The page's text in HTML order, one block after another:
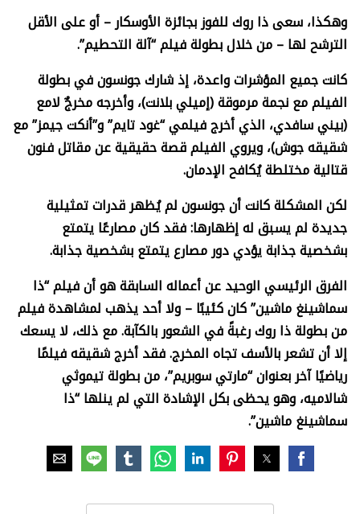
وهكذا، سعى ذا روك للفوز بجائزة الأوسكار – أو على الأقل
الترشح لها – من خلال بطولة فيلم “آلة التحطيم”.
كانت جميع المؤشرات واعدة، إذ شارك جونسون في بطولة
الفيلم مع نجمة مرموقة (إميلي بلانت)، وأخرجه مخرجٌ لامع
(بيني سافدي، الذي أخرج فيلمي “غود تايم” و”أنكت جيمز” مع
شقيقه جوش)، ويروي الفيلم قصة حقيقية عن مقاتل فنون
قتالية مختلطة يُكافح الإدمان.
لكن المشكلة كانت أن جونسون لم يُظهر قدرات تمثيلية
جديدة لم يسبق له إظهارها: فقد كان مصارعًا يتمتع
بشخصية جذابة يؤدي دور مصارع يتمتع بشخصية جذابة.
الفرق الرئيسي الوحيد عن أعماله السابقة هو أن فيلم “ذا
سماشينغ ماشين” كان كئيبًا – ولا أحد يذهب لمشاهدة فيلم
من بطولة ذا روك رغبةً في الشعور بالكآبة. مع ذلك، لا يسعك
إلا أن تشعر بالأسف تجاه المخرج. فقد أخرج شقيقه فيلمًا
رياضيًا آخر بعنوان “مارتي سوبريم”، من بطولة تيموثي
شالاميه، وهو يحظى بكل الإشادة التي لم ينلها “ذا
سماشينغ ماشين”.